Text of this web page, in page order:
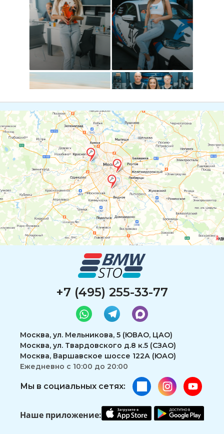
+7 (495) 255-33-77
Москва, ул. Мельникова, 5 (ЮВАО, ЦАО)
Москва, ул. Твардовского д.8 к.5 (СЗАО)
Москва, Варшавское шоссе 122А (ЮАО)
Ежедневно с 10:00 до 20:00
Мы в социальных сетях:
Наше приложение: